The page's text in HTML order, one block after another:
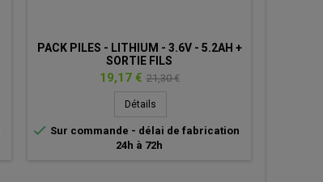
PACK PILES - LITHIUM - 3.6V - 5.2AH +
SORTIE FILS
Prix
19,17 € Prix
de
21,30 €
Détails
 Sur commande - délai de fabrication
24h à 72h